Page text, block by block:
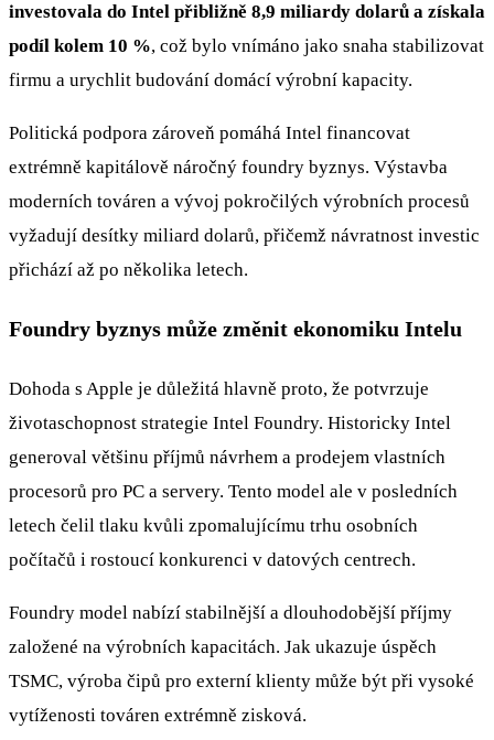
investovala do Intel přibližně 8,9 miliardy dolarů a získala
podíl kolem 10 %, což bylo vnímáno jako snaha stabilizovat
firmu a urychlit budování domácí výrobní kapacity.
Politická podpora zároveň pomáhá Intel financovat
extrémně kapitálově náročný foundry byznys. Výstavba
moderních továren a vývoj pokročilých výrobních procesů
vyžadují desítky miliard dolarů, přičemž návratnost investic
přichází až po několika letech.
Foundry byznys může změnit ekonomiku Intelu
Dohoda s Apple je důležitá hlavně proto, že potvrzuje
životaschopnost strategie Intel Foundry. Historicky Intel
generoval většinu příjmů návrhem a prodejem vlastních
procesorů pro PC a servery. Tento model ale v posledních
letech čelil tlaku kvůli zpomalujícímu trhu osobních
počítačů i rostoucí konkurenci v datových centrech.
Foundry model nabízí stabilnější a dlouhodobější příjmy
založené na výrobních kapacitách. Jak ukazuje úspěch
TSMC, výroba čipů pro externí klienty může být při vysoké
vytíženosti továren extrémně zisková.